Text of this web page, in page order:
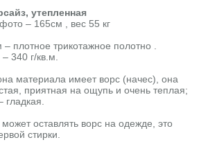
утепленная
– 165см , вес 55 кг
плотное трикотажное полотно .
340 г/кв.м.
материала имеет ворс (начес), она
приятная на ощупь и очень теплая;
гладкая.
оставлять ворс на одежде, это
стирки.